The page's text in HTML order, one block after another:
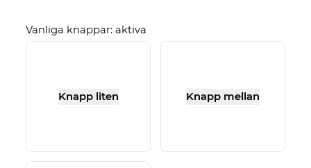
Vanliga knappar: aktiva
Knapp liten Knapp mellan